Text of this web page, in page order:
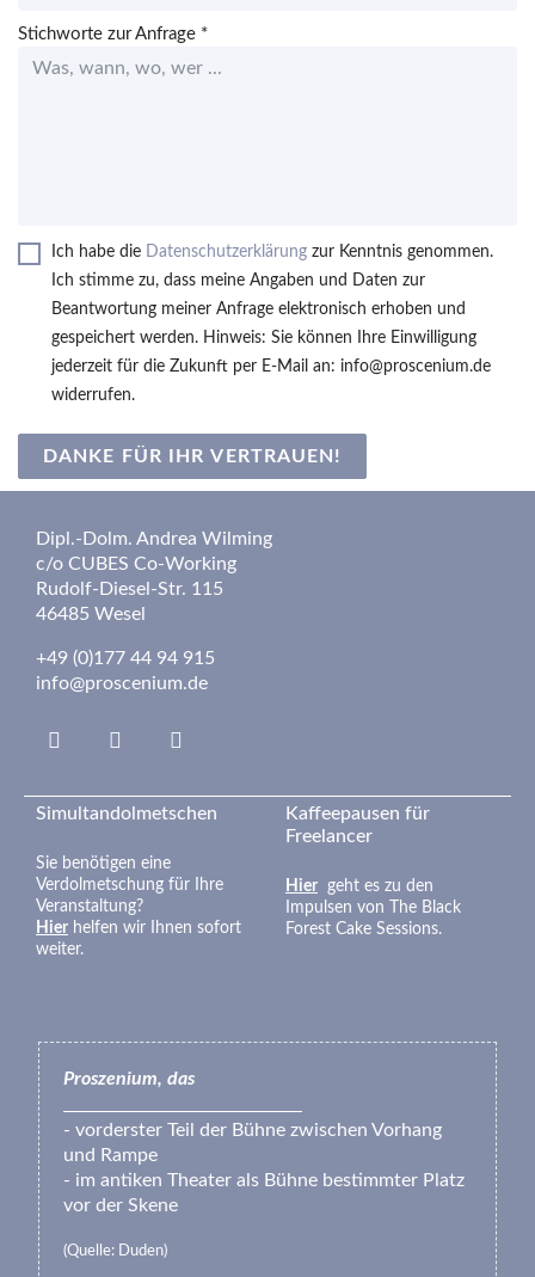
Stichworte zur Anfrage *
Ich habe die Datenschutzerklärung zur Kenntnis genommen.
Ich stimme zu, dass meine Angaben und Daten zur
Beantwortung meiner Anfrage elektronisch erhoben und
gespeichert werden. Hinweis: Sie können Ihre Einwilligung
jederzeit für die Zukunft per E-Mail an: info@proscenium.de
widerrufen.
DANKE FÜR IHR VERTRAUEN!
Dipl.-Dolm. Andrea Wilming
c/o CUBES Co-Working
Rudolf-Diesel-Str. 115
46485 Wesel
+49 (0)177 44 94 915
info@proscenium.de
google
Simultandolmetschen
Sie benötigen eine
Verdolmetschung für Ihre
Veranstaltung?
Hier helfen wir Ihnen sofort
weiter.
Kaffeepausen für
Freelancer
Hier geht es zu den
Impulsen von The Black
Forest Cake Sessions.
Proszenium, das
- vorderster Teil der Bühne zwischen Vorhang
und Rampe
- im antiken Theater als Bühne bestimmter Platz
vor der Skene
(Quelle: Duden)